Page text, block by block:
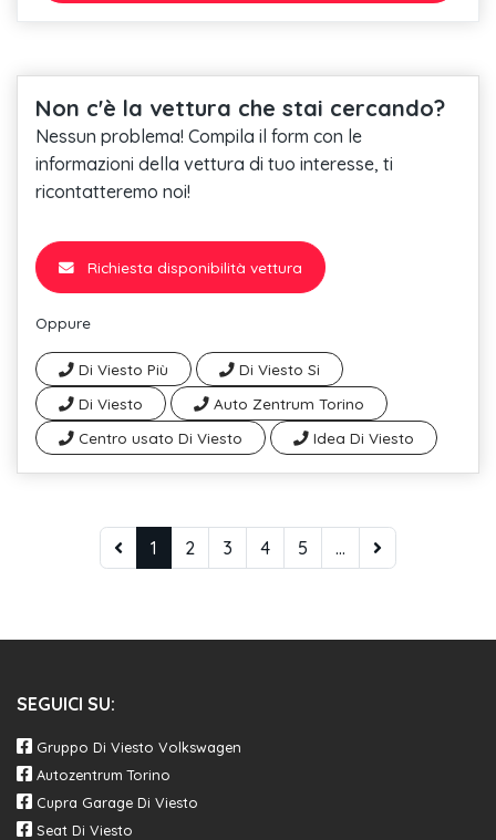
Non c'è la vettura che stai cercando?
Nessun problema! Compila il form con le
informazioni della vettura di tuo interesse, ti
ricontatteremo noi!
Richiesta disponibilità vettura
Oppure
Di Viesto Più
Di Viesto Si
Di Viesto
Auto Zentrum Torino
Centro usato Di Viesto
Idea Di Viesto
1 2 3 4 5 ...
SEGUICI SU:
Gruppo Di Viesto Volkswagen
Autozentrum Torino
Cupra Garage Di Viesto
Seat Di Viesto